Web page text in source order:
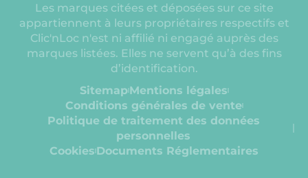
Les marques citées et déposées sur ce site
appartiennent à leurs propriétaires respectifs et
Clic'nLoc n'est ni affilié ni engagé auprès des
marques listées. Elles ne servent qu’à des fins
d’identification.
SitemapMentions légales
Conditions générales de vente
Politique de traitement des données
personnelles
Cookies Documents Réglementaires​